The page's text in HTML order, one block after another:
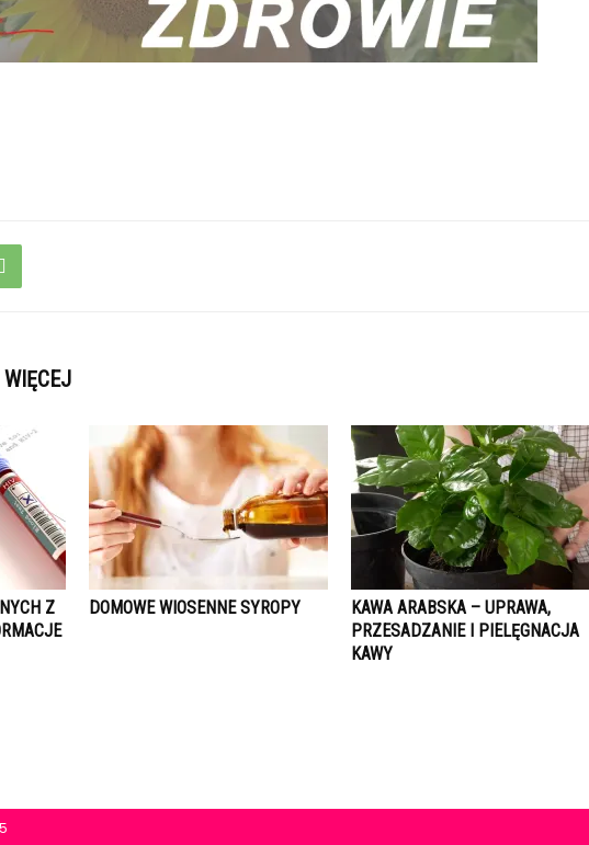
WIĘCEJ
Z
DOMOWE WIOSENNE SYROPY
KAWA ARABSKA – UPRAWA,
PRZESADZANIE I PIELĘGNACJA
KAWY